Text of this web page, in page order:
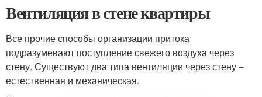
Вентиляция в стене квартиры
Все прочие способы организации притока
подразумевают поступление свежего воздуха через
стену. Существуют два типа вентиляции через стену –
естественная и механическая.